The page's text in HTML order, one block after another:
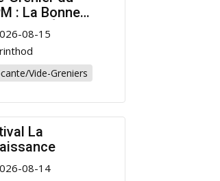
: La Bonne
de l’Été à
!
08-15
Vide-Greniers
La
08-14